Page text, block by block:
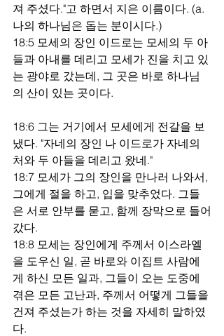
져 주셨다."고 하면서 지은 이름이다. (a.
나의 하나님은 돕는 분이시다.)
18:5 모세의 장인 이드로는 모세의 두 아
들과 아내를 데리고 모세가 진을 치고 있
는 광야로 갔는데, 그 곳은 바로 하나님
의 산이 있는 곳이다.
18:6 그는 거기에서 모세에게 전갈을 보
냈다. "자네의 장인 나 이드로가 자네의
처와 두 아들을 데리고 왔네."
18:7 모세가 그의 장인을 만나러 나와서,
그에게 절을 하고, 입을 맞추었다. 그들
은 서로 안부를 묻고, 함께 장막으로 들어
갔다.
18:8 모세는 장인에게 주께서 이스라엘
을 도우신 일, 곧 바로와 이집트 사람에
게 하신 모든 일과, 그들이 오는 도중에
겪은 모든 고난과, 주께서 어떻게 그들을
건져 주셨는가 하는 것을 자세히 말하였
다.